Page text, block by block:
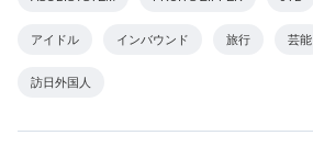
アイドル インバウンド 旅行 芸能
訪日外国人